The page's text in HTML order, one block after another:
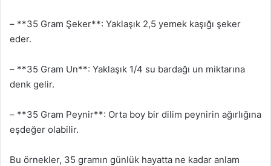
– **35 Gram Şeker**: Yaklaşık 2,5 yemek kaşığı şeker
eder.
– **35 Gram Un**: Yaklaşık 1/4 su bardağı un miktarına
denk gelir.
– **35 Gram Peynir**: Orta boy bir dilim peynirin ağırlığına
eşdeğer olabilir.
Bu örnekler, 35 gramın günlük hayatta ne kadar anlam